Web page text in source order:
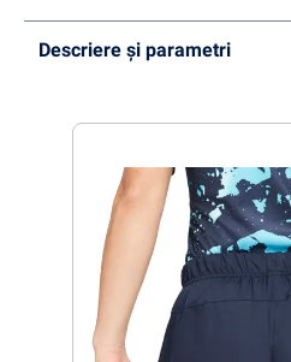
Descriere și parametri